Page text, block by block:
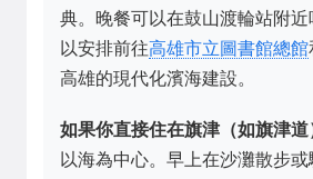
典。晚餐可以在鼓山渡輪站附
以安排前往高雄市立圖書館總館
高雄的現代化濱海建設。
如果你直接住在旗津（如旗津道
以海為中心。早上在沙灘散步或